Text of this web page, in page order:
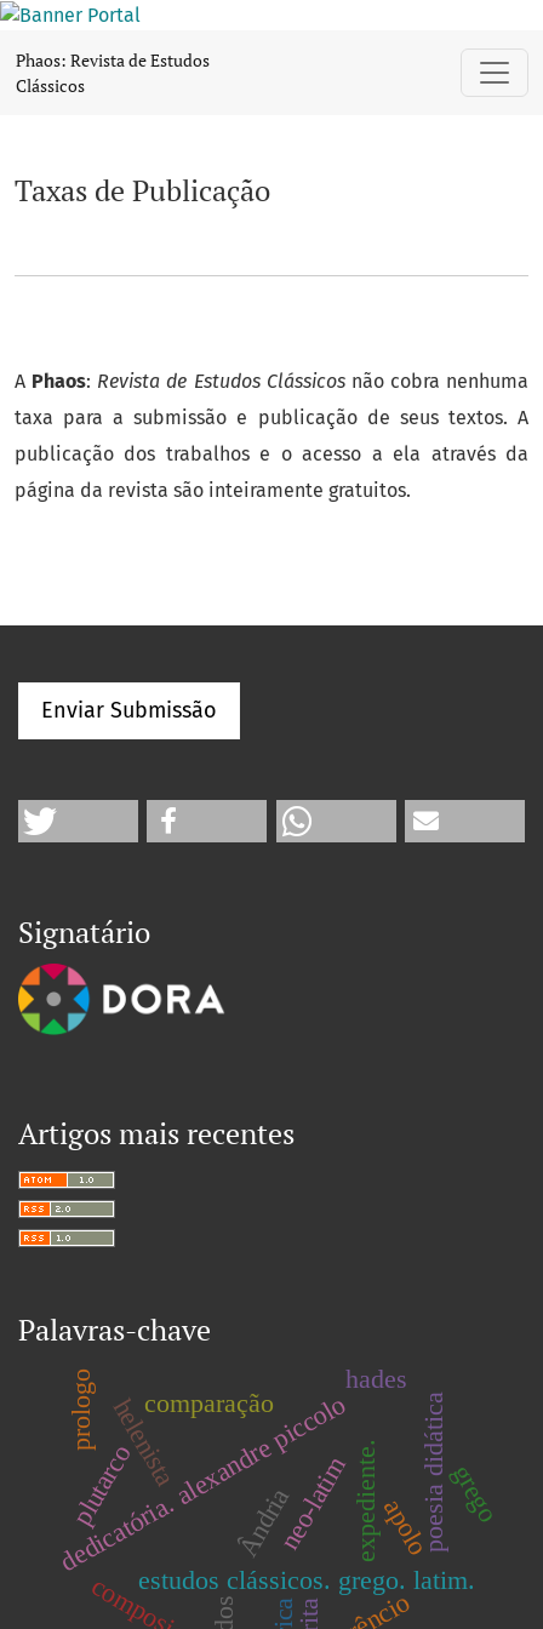
Taxas de Publicação
Phaos: Revista de Estudos
Clássicos
Taxas de Publicação
A Phaos: Revista de Estudos Clássicosnão cobra nenhuma
taxa para a submissão e publicação de seus textos. A
publicação dos trabalhos e o acesso a ela através da
página da revista são inteiramente gratuitos.
Enviar Submissão
Signatário
Artigos mais recentes
Palavras-chave
dedicatória. alexandre piccolo
estudos clássicos. grego. latim.
expediente.
helenista poesia didática
neo-latim apolo
hades
plutarco
comparação
Ândria
prologo
grego